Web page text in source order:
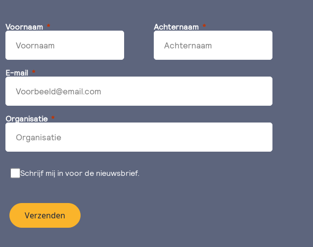
Voornaam Achternaam
E-mail
Organisatie
Schrijf mij in voor de nieuwsbrief.
Verzenden